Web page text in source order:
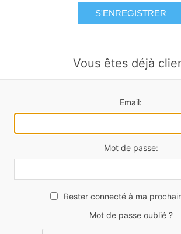
S'ENREGISTRER
Vous êtes déjà
Email:
Mot de passe:
Rester connecté à ma
Mot de passe oublié ?